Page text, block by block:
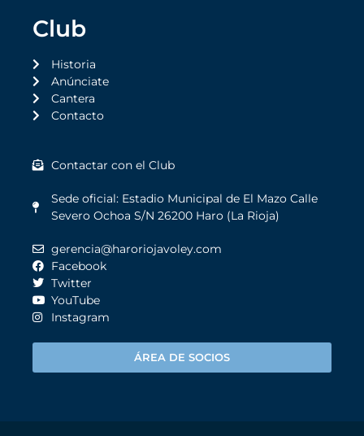
Club
Historia
Anúnciate
Cantera
Contacto
Contactar con el Club
Sede oficial: Estadio Municipal de El Mazo Calle
Severo Ochoa S/N 26200 Haro (La Rioja)
gerencia@haroriojavoley.com
Facebook
Twitter
YouTube
Instagram
ÁREA DE SOCIOS